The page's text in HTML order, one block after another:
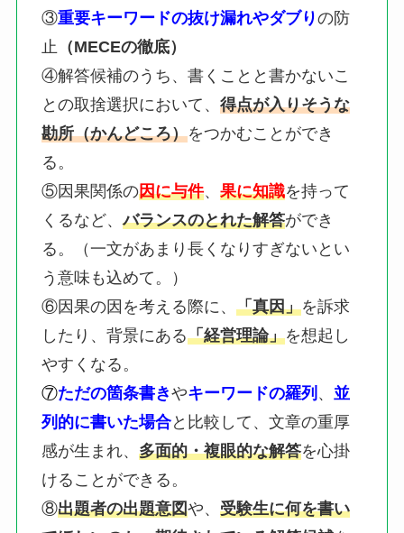
③重要キーワードの抜け漏れやダブりの防
止 （MECEの徹底）
④解答候補のうち、書くことと書かないこ
との取捨選択において、 得点が入りそうな
勘所（かんどころ）をつかむことができ
る。
⑤因果関係の因に与件、 果に知識を持って
くるなど、バランスのとれた解答ができ
る。（一文があまり長くなりすぎないとい
う意味も込めて。）
⑥因果の因を考える際に、 「真因」を訴求
したり、背景にある「経営理論」を想起し
やすくなる。
⑦ただの箇条書きやキーワードの羅列 、 並
列的に書いた場合と比較して、文章の重厚
感が生まれ、 多面的・複眼的な解答を心掛
けることができる。
⑧出題者の出題意図や、 受験生に何を書い